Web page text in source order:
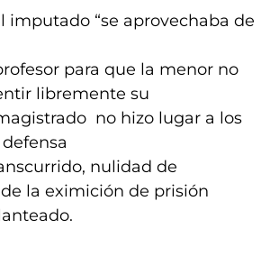
imputado “se aprovechaba de
para que la menor no
libremente su
no hizo lugar a los
nulidad de
la eximición de prisión